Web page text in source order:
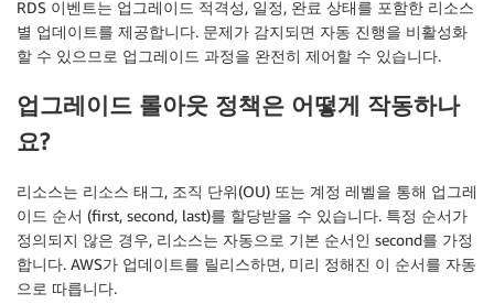
RDS 이벤트는 업그레이드 적격성, 일정, 완료 상태를 포함한 리소스
별 업데이트를 제공합니다. 문제가 감지되면 자동 진행을 비활성화
할 수 있으므로 업그레이드 과정을 완전히 제어할 수 있습니다.
업그레이드 롤아웃 정책은 어떻게 작동하나
요?
리소스는 리소스 태그, 조직 단위(OU) 또는 계정 레벨을 통해 업그레
이드 순서 (first, second, last)를 할당받을 수 있습니다. 특정 순서가
정의되지 않은 경우, 리소스는 자동으로 기본 순서인 second를 가정
합니다. AWS가 업데이트를 릴리스하면, 미리 정해진 이 순서를 자동
으로 따릅니다.